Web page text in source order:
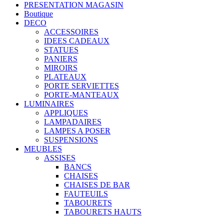
PRESENTATION MAGASIN
Boutique
DECO
ACCESSOIRES
IDEES CADEAUX
STATUES
PANIERS
MIROIRS
PLATEAUX
PORTE SERVIETTES
PORTE-MANTEAUX
LUMINAIRES
APPLIQUES
LAMPADAIRES
LAMPES A POSER
SUSPENSIONS
MEUBLES
ASSISES
BANCS
CHAISES
CHAISES DE BAR
FAUTEUILS
TABOURETS
TABOURETS HAUTS